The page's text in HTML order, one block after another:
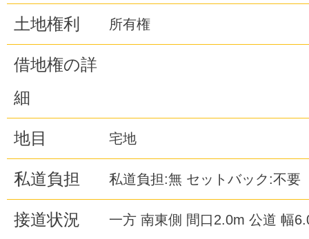
土地権利 所有権
借地権の詳
細
地目 宅地
私道負担 私道負担:無 セットバック:不要
接道状況 一方 南東側 間口2.0m 公道 幅